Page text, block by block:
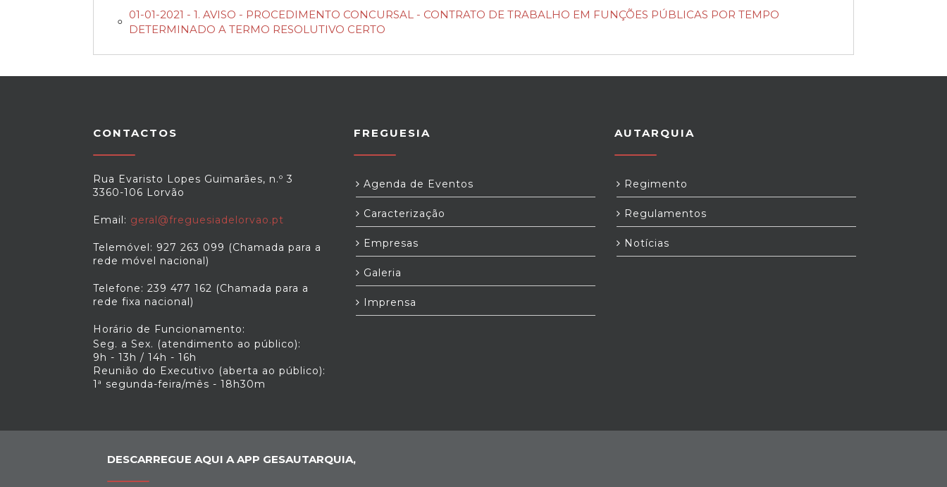
01-01-2021 - 1. AVISO - PROCEDIMENTO CONCURSAL - CONTRATO DE TRABALHO EM FUNÇÕES PÚBLICAS POR TEMPO
DETERMINADO A TERMO RESOLUTIVO CERTO
CONTACTOS
Rua Evaristo Lopes Guimarães, n.º 3
3360-106 Lorvão
Email: geral@freguesiadelorvao.pt
Telemóvel: 927 263 099 (Chamada para a
rede móvel nacional)
Telefone: 239 477 162 (Chamada para a
rede fixa nacional)
Horário de Funcionamento:
Seg. a Sex. (atendimento ao público):
9h - 13h / 14h - 16h
Reunião do Executivo (aberta ao público):
1ª segunda-feira/mês - 18h30m
FREGUESIA
Agenda de Eventos
Caracterização
Empresas
Galeria
Imprensa
AUTARQUIA
Regimento
Regulamentos
Notícias
DESCARREGUE AQUI A APP GESAUTARQUIA,